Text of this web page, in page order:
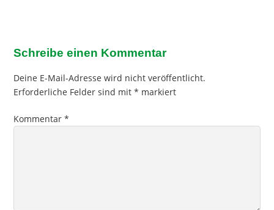
Schreibe einen Kommentar
Deine E-Mail-Adresse wird nicht veröffentlicht.
Erforderliche Felder sind mit* markiert
Kommentar*